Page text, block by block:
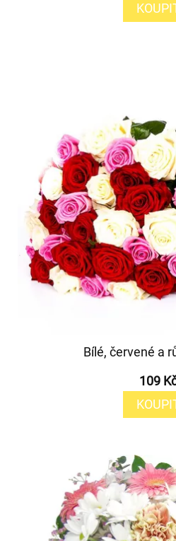
Bílé, červené a
109